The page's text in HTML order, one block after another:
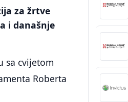
za žrtve
i današnje
sa cvijetom
Roberta